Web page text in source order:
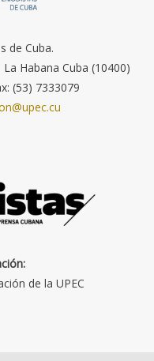
de Cuba.
Habana Cuba (10400)
(53) 7333079
de la UPEC